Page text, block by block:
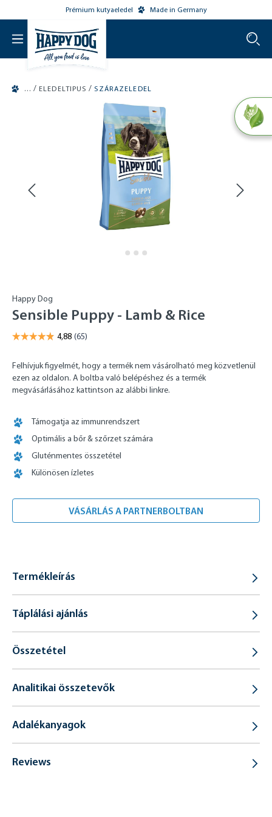
Prémium kutyaeledel Made in Germany
/ ELEDELTIPUS / SZÁRAZELEDEL
Happy Dog
Sensible Puppy - Lamb & Rice
Felhívjuk figyelmét, hogy a termék nem vásárolható meg közvetlenül
ezen az oldalon. A boltba való belépéshez és a termék
megvásárlásához kattintson az alábbi linkre.
Támogatja az immunrendszert
Optimális a bőr & szőrzet számára
Gluténmentes összetétel
Különösen ízletes
VÁSÁRLÁS A PARTNERBOLTBAN
Termékleírás
Táplálási ajánlás
Összetétel
Analitikai összetevők
Adalékanyagok
Reviews